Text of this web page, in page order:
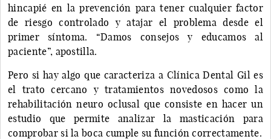
hincapié en la prevención para tener cualquier factor
de riesgo controlado y atajar el problema desde el
primer síntoma. “Damos consejos y educamos al
paciente”, apostilla.
Pero si hay algo que caracteriza a Clínica Dental Gil es
el trato cercano y tratamientos novedosos como la
rehabilitación neuro oclusal que consiste en hacer un
estudio que permite analizar la masticación para
comprobar si la boca cumple su función correctamente.